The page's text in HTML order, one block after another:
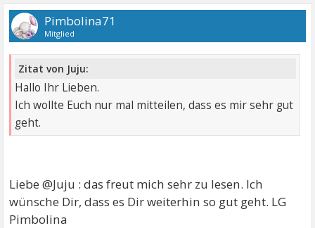
Pimbolina71
Mitglied
Zitat von Juju:
Hallo Ihr Lieben.
Ich wollte Euch nur mal mitteilen, dass es mir sehr gut
geht.
Liebe @Juju : das freut mich sehr zu lesen. Ich
wünsche Dir, dass es Dir weiterhin so gut geht. LG
Pimbolina